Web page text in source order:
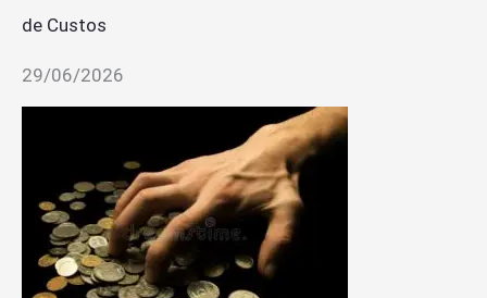
de Custos
29/06/2026